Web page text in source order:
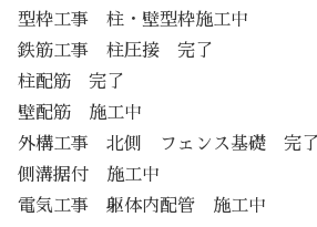
型枠工事 柱・壁型枠施工中
鉄筋工事 柱圧接 完了
柱配筋 完了
壁配筋 施工中
外構工事 北側 フェンス基礎 完了
側溝据付 施工中
電気工事 躯体内配管 施工中